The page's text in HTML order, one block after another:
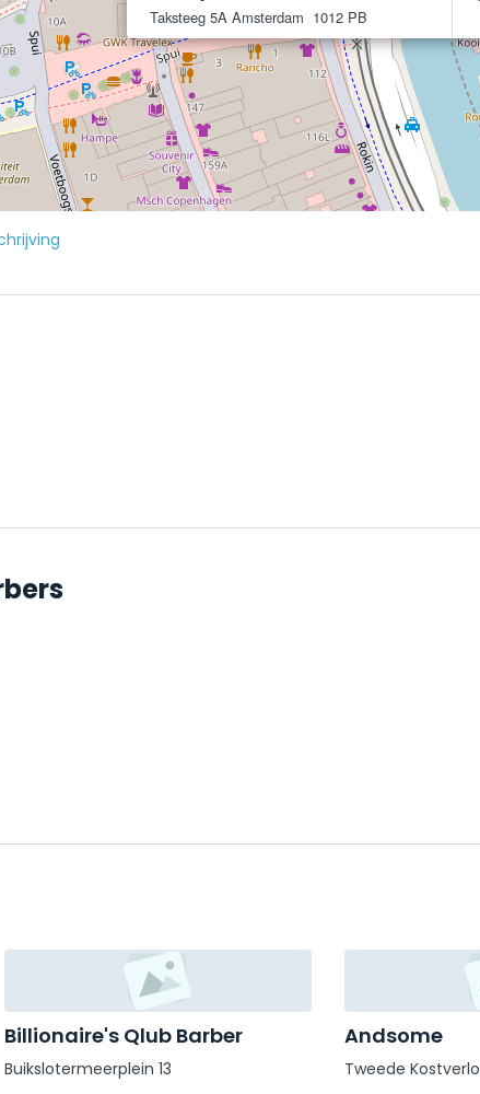
Taksteeg 5A Amsterdam 1012 PB
Billionaire's Qlub Barber
Buikslotermeerplein 13
Andsome
Tweede